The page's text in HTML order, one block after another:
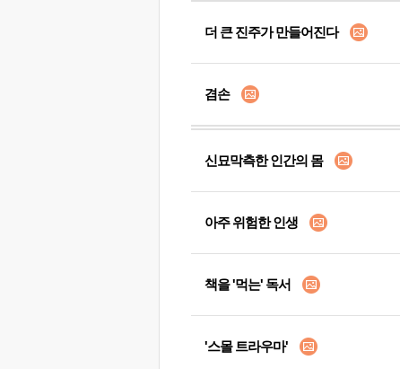
더 큰 진주가 만들어진다
겸손
신묘막측한 인간의 몸
아주 위험한 인생
책을 '먹는' 독서
'스몰 트라우마'